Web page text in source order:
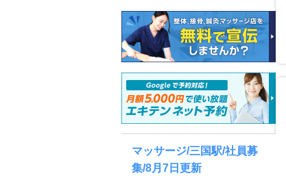
マッサージ/三国駅/社員募
集/8月7日更新